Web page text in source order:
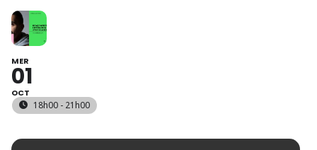
MER
01
OCT
18h00 - 21h00